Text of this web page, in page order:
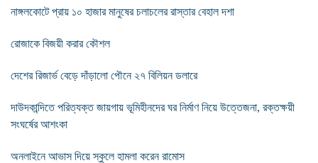
নাঙ্গলকোটে প্রায় ১০ হাজার মানুষের চলাচলের রাস্তার বেহাল দশা
রোজাকে বিজয়ী করার কৌশল
দেশের রিজার্ভ বেড়ে দাঁড়ালো পৌনে ২৭ বিলিয়ন ডলারে
দাউদকান্দিতে পরিত্যক্ত জায়গায় ভূমিহীনদের ঘর নির্মাণ নিয়ে উত্তেজনা, রক্তক্ষয়ী
সংঘর্ষের আশংকা
অনলাইনে আভাস দিয়ে স্কুলে হামলা করেন রামোস